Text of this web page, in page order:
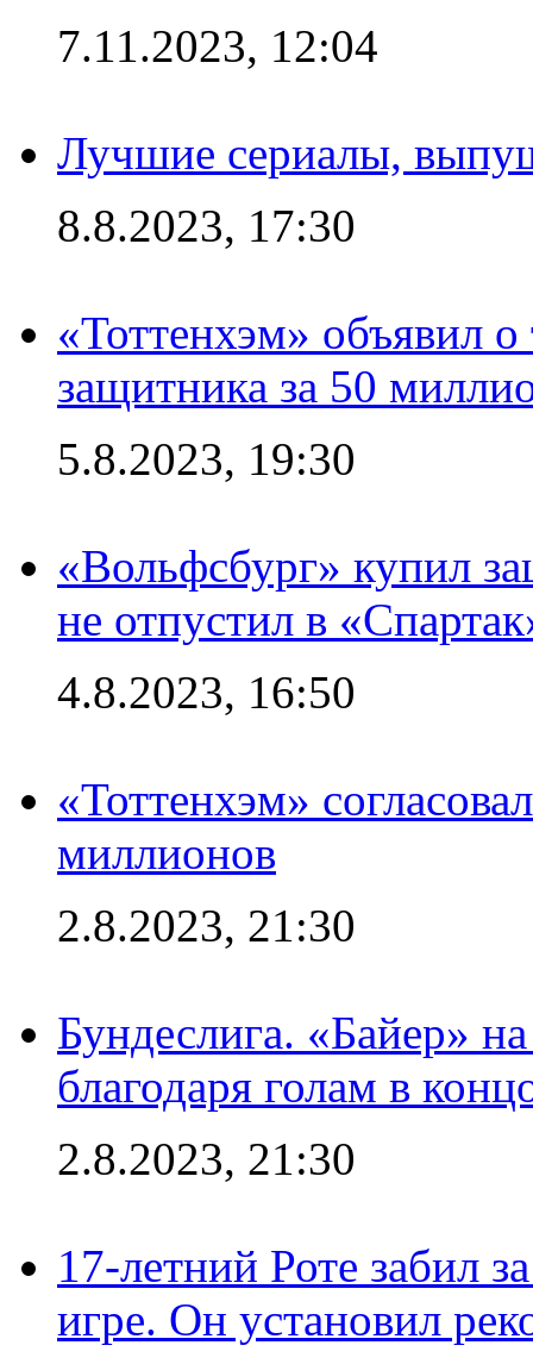
7.11.2023, 12:04
Лучшие сериалы,
8.8.2023, 17:30
«Тоттенхэм» объявил о
защитника за 50
5.8.2023, 19:30
«Вольфсбург» купил
не отпустил в
4.8.2023, 16:50
«Тоттенхэм»
миллионов
2.8.2023, 21:30
Бундеслига. «Байер»
благодаря голам в
2.8.2023, 21:30
17-летний Роте забил
игре. Он установил